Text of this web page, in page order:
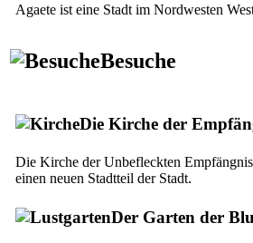
Agaete ist eine Stadt im Nordwesten
Besuche
Die Kirche der
Die Kirche der Unbefleckten
einen neuen Stadtteil der Stadt.
Der Garten der